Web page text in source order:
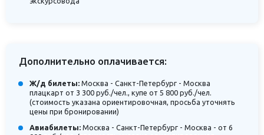
Дополнительно оплачивается:
Ж/д билеты: Москва - Санкт-Петербург - Москва
плацкарт от 3 300 руб./чел., купе от 5 800 руб./чел.
(стоимость указана ориентировочная, просьба уточнять
цены при бронировании)
Авиабилеты:Москва - Санкт-Петербург - Москва - от 6